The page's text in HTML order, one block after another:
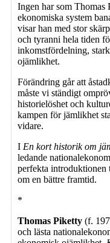
Ingen har som
ekonomiska system
visar han med stor
och tyranni hela tiden
inkomstfördelning,
ojämlikhet.
Förändring går att
måste vi ständigt
historielöshet och
kampen för jämlikhet
vidare.
I En kort historik om
ledande
perfekta introduktionen
om en bättre framtid.
*
Thomas Piketty (f.
och lästa